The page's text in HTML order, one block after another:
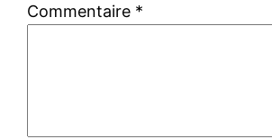
Commentaire *